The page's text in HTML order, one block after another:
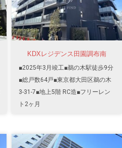
KDXレジデンス田園調布南
■2025年3月竣工■鵜の木駅徒歩9分
■総戸数64戸■東京都大田区鵜の木
3-31-7■地上5階 RC造■フリーレン
ト2ヶ月